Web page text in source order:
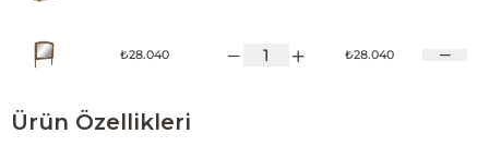
₺28.040 ₺28.040
Ürün Özellikleri